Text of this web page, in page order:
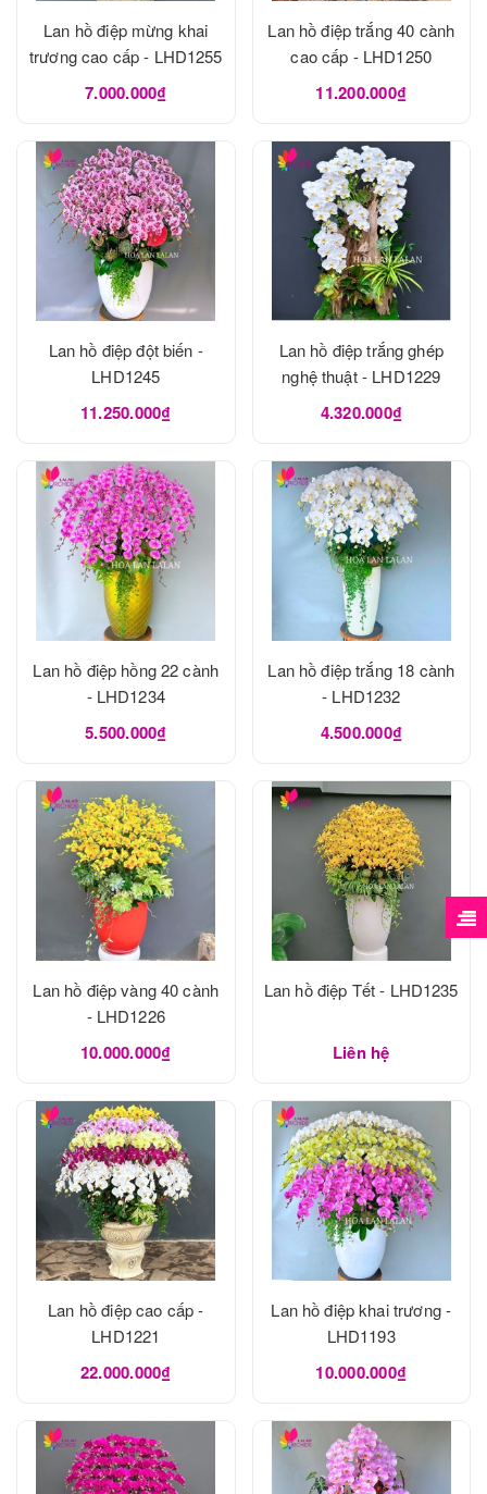
Lan hồ điệp mừng khai
trương cao cấp - LHD1255
7.000.000₫
Lan hồ điệp trắng 40 cành
cao cấp - LHD1250
11.200.000₫
Lan hồ điệp đột biến -
LHD1245
11.250.000₫
Lan hồ điệp trắng ghép
nghệ thuật - LHD1229
4.320.000₫
Lan hồ điệp hồng 22 cành
- LHD1234
5.500.000₫
Lan hồ điệp trắng 18 cành
- LHD1232
4.500.000₫
Lan hồ điệp vàng 40 cành
- LHD1226
10.000.000₫
Lan hồ điệp Tết - LHD1235
Liên hệ
Lan hồ điệp cao cấp -
LHD1221
22.000.000₫
Lan hồ điệp khai trương -
LHD1193
10.000.000₫